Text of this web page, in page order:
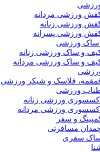
ورزشی مردانه
ورزشی زنانه
ورزشی پسرانه
ساک ورزشی
و ساک ورزشی زنانه
و ساک ورزشی مردانه
فلاسک و شیکر ورزشی
ورزشی
اکسسوری ورزشی زنانه
اکسسوری ورزشی مردانه
و سفر
مسافرتی
سفری